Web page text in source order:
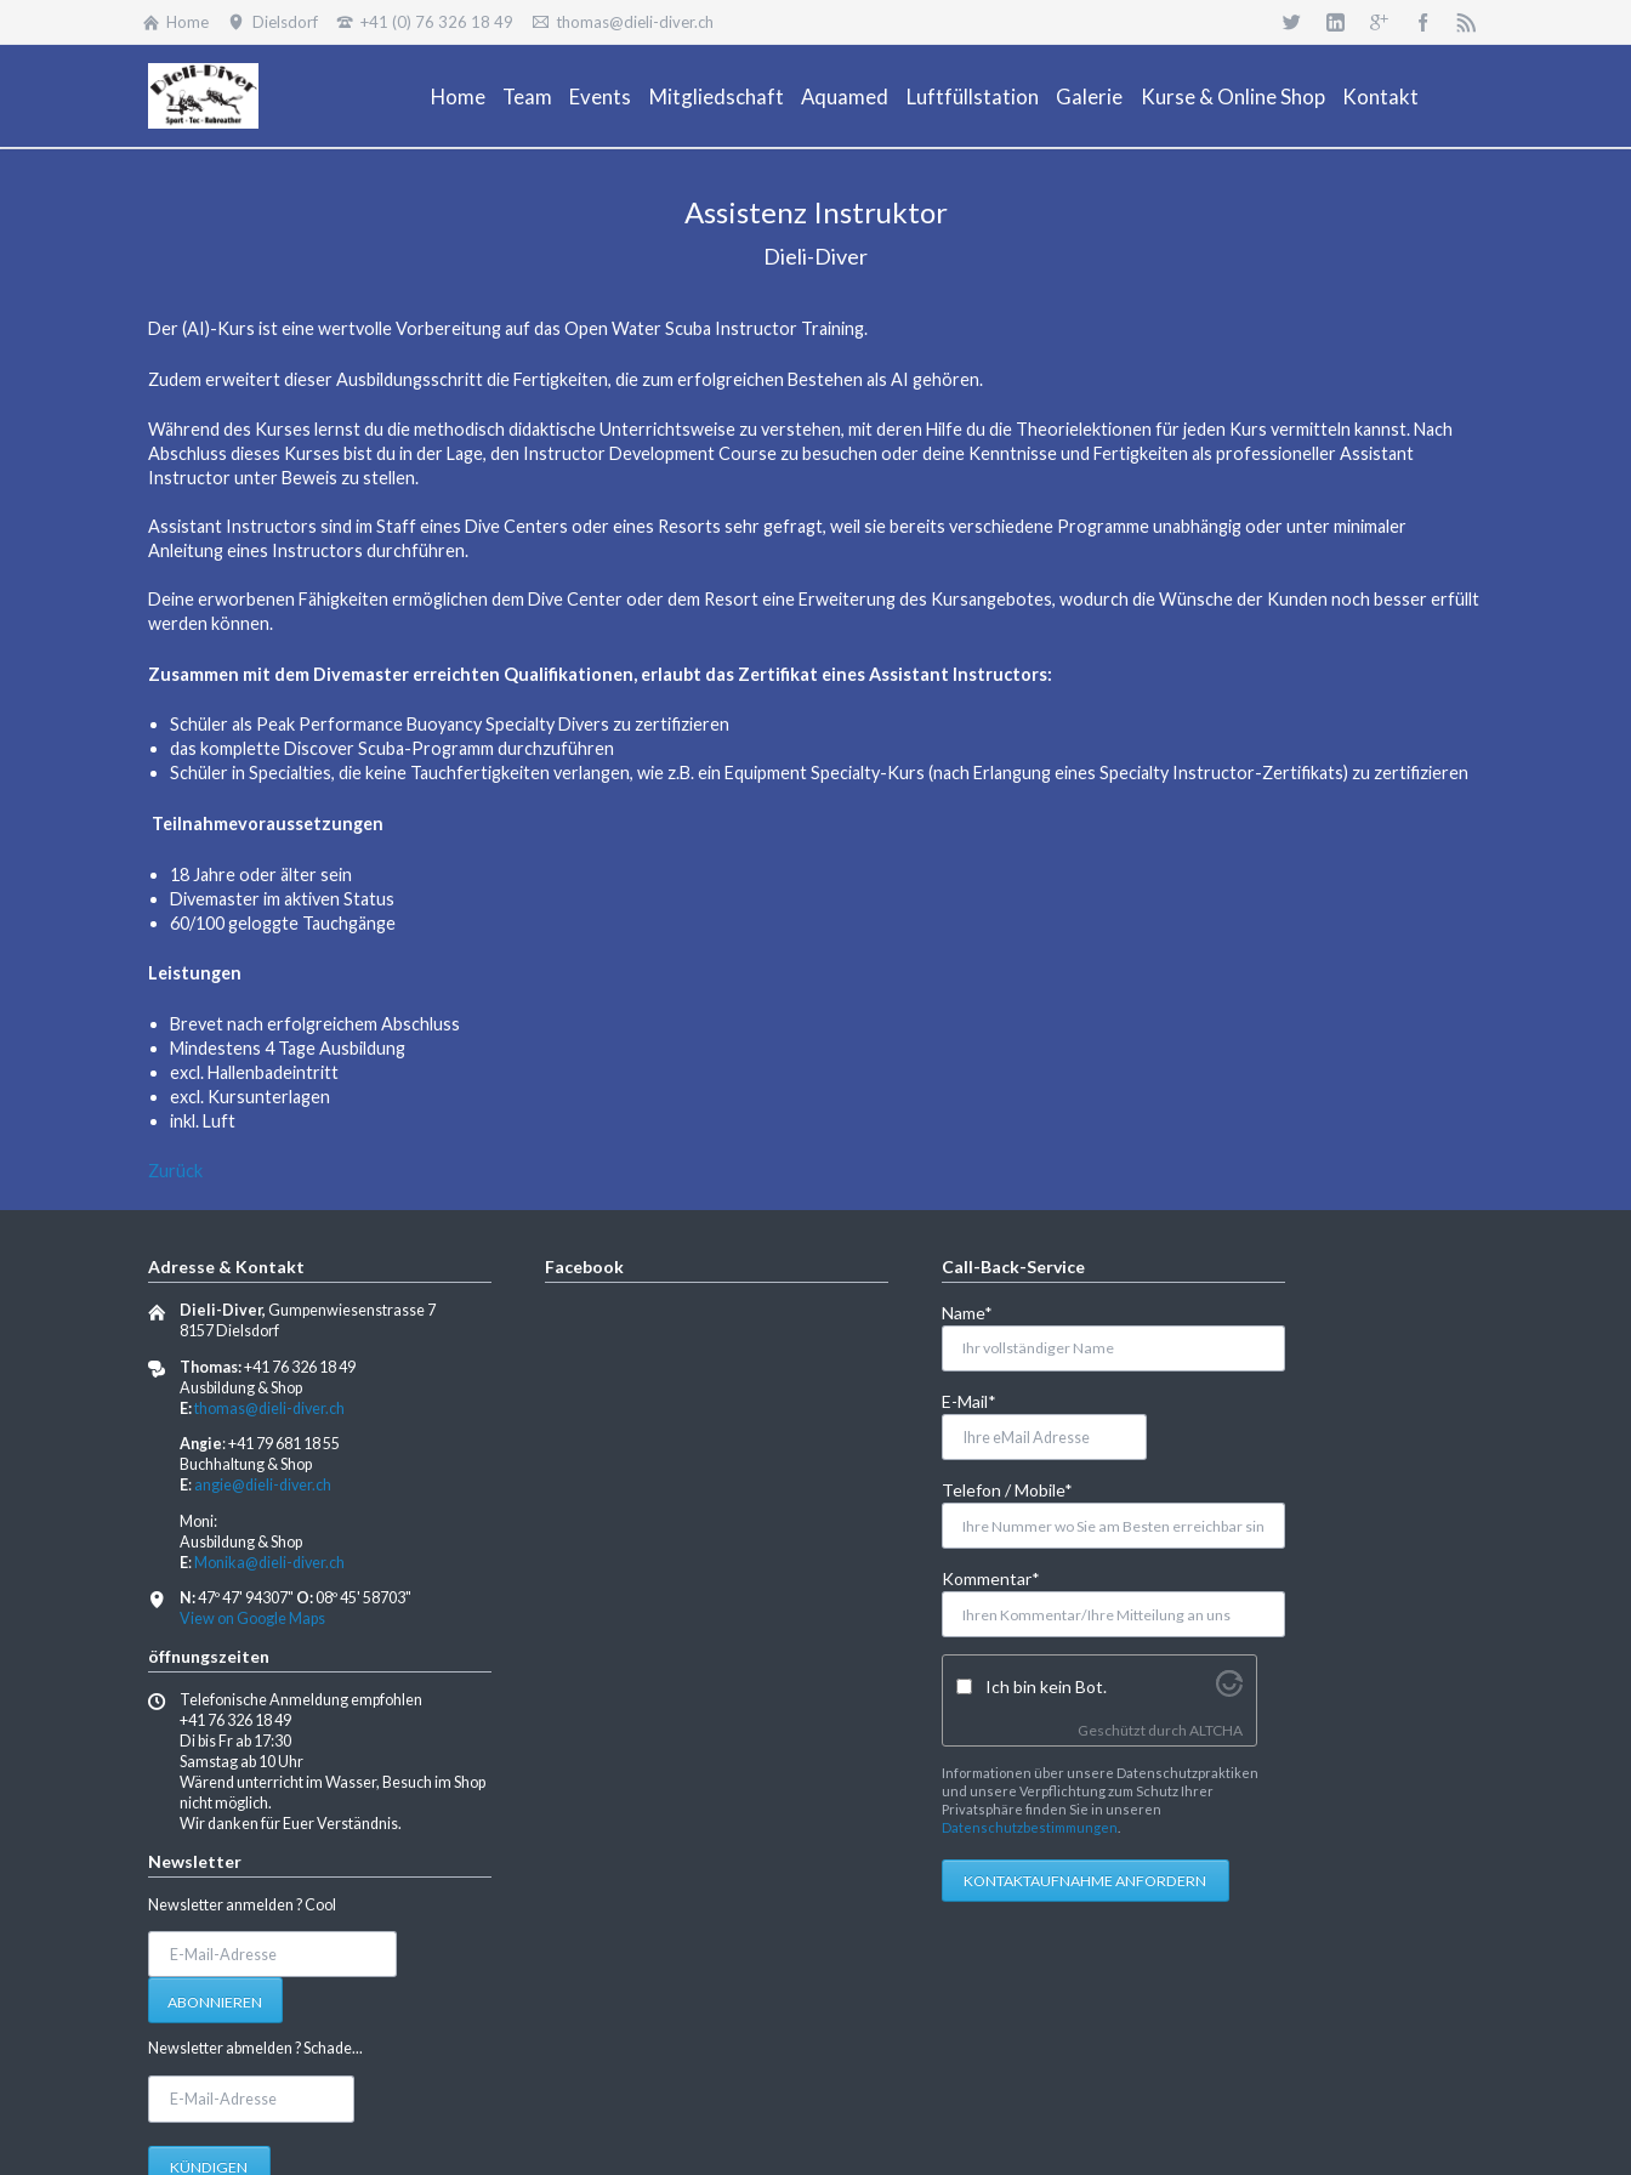
Home Dielsdorf +41 (0) 76 326 18 49 thomas@dieli-diver.ch
Home Team Events Mitgliedschaft Aquamed Luftfüllstation Galerie Kurse & Online Shop Kontakt
Assistenz Instruktor
Dieli-Diver
Der (AI)-Kurs ist eine wertvolle Vorbereitung auf das Open Water Scuba Instructor Training.
Zudem erweitert dieser Ausbildungsschritt die Fertigkeiten, die zum erfolgreichen Bestehen als AI gehören.
Während des Kurses lernst du die methodisch didaktische Unterrichtsweise zu verstehen, mit deren Hilfe du die Theorielektionen für jeden Kurs vermitteln kannst. Nach
Abschluss dieses Kurses bist du in der Lage, den Instructor Development Course zu besuchen oder deine Kenntnisse und Fertigkeiten als professioneller Assistant
Instructor unter Beweis zu stellen.
Assistant Instructors sind im Staff eines Dive Centers oder eines Resorts sehr gefragt, weil sie bereits verschiedene Programme unabhängig oder unter minimaler
Anleitung eines Instructors durchführen.
Deine erworbenen Fähigkeiten ermöglichen dem Dive Center oder dem Resort eine Erweiterung des Kursangebotes, wodurch die Wünsche der Kunden noch besser erfüllt
werden können.
Zusammen mit dem Divemaster erreichten Qualifikationen, erlaubt das Zertifikat eines Assistant Instructors:
Schüler als Peak Performance Buoyancy Specialty Divers zu zertifizieren
das komplette Discover Scuba-Programm durchzuführen
Schüler in Specialties, die keine Tauchfertigkeiten verlangen, wie z.B. ein Equipment Specialty-Kurs (nach Erlangung eines Specialty Instructor-Zertifikats) zu zertifizieren
Teilnahmevoraussetzungen
18 Jahre oder älter sein
Divemaster im aktiven Status
60/100 geloggte Tauchgänge
Leistungen
Brevet nach erfolgreichem Abschluss
Mindestens 4 Tage Ausbildung
excl. Hallenbadeintritt
excl. Kursunterlagen
inkl. Luft
Zurück
Adresse & Kontakt
Dieli-Diver,Gumpenwiesenstrasse 7
8157 Dielsdorf
Thomas:+41 76 326 18 49
Ausbildung & Shop
E:thomas@dieli-diver.ch
Angie: +41 79 681 18 55
Buchhaltung & Shop
E: angie@dieli-diver.ch
Moni:
Ausbildung & Shop
E: Monika@dieli-diver.ch
N:47º 47' 94307" O:08º 45' 58703"
View on Google Maps
öffnungszeiten
Telefonische Anmeldung empfohlen
+41 76 326 18 49
Di bis Fr ab 17:30
Samstag ab 10 Uhr
Wärend unterricht im Wasser, Besuch im Shop
nicht möglich.
Wir danken für Euer Verständnis.
Newsletter
Newsletter anmelden ? Cool
Adresse
ABONNIEREN
Newsletter abmelden ? Schade...
KÜNDIGEN
Facebook Call-Back-Service
Pflichtfeld
Name*
Pflichtfeld
E-Mail*
Pflichtfeld
Telefon / Mobile*
Pflichtfeld
Kommentar*
Ich bin kein Bot.
Geschützt durch ALTCHA
Informationen über unsere Datenschutzpraktiken
und unsere Verpflichtung zum Schutz Ihrer
Privatsphäre finden Sie in unseren
Datenschutzbestimmungen
KONTAKTAUFNAHME ANFORDERN